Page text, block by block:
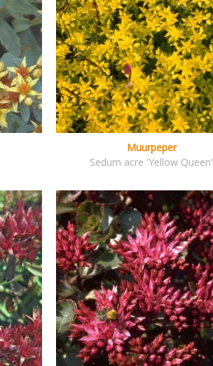
Muurpeper
Sedum acre 'Yellow Queen'